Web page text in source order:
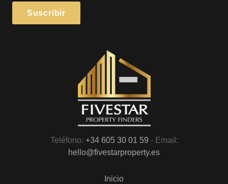
Teléfono: +34 605 30 01 59 - Email:
hello@fivestarproperty.es
Inicio